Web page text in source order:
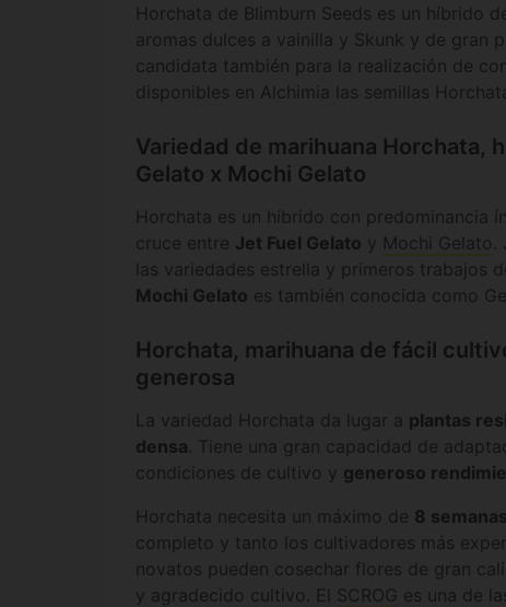
Horchata de Blimburn Seeds es un híbrido
aromas dulces a vainilla y Skunk y de gran
candidata también para la realización de
disponibles en Alchimia las semillas
Variedad de marihuana Horchata,
Gelato x Mochi Gelato
Horchata es un híbrido con predominancia
cruce entre Jet Fuel Gelato y Mochi Gelato
las variedades estrella y primeros trabajos
Mochi Gelato es también conocida como
Horchata, marihuana de fácil
generosa
La variedad Horchata da lugar a plantas
densa . Tiene una gran capacidad de
condiciones de cultivo y generoso
Horchata necesita un máximo de 8 semanas
completo y tanto los cultivadores más
novatos pueden cosechar flores de gran
y agradecido cultivo. El SCROG es una de